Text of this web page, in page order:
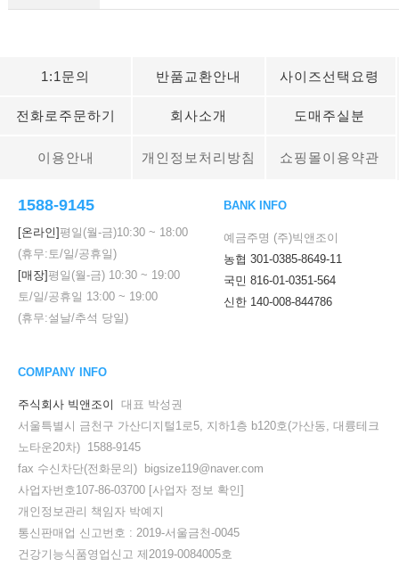
1:1문의 반품교환안내 사이즈선택요령
전화로주문하기 회사소개 도매주실분
이용안내 개인정보처리방침 쇼핑몰이용약관
1588-9145
[온라인]평일(월-금)10:30 ~ 18:00
(휴무:토/일/공휴일)
[매장]평일(월-금) 10:30 ~ 19:00
토/일/공휴일 13:00 ~ 19:00
(휴무:설날/추석 당일)
BANK INFO
예금주명 (주)빅앤조이
농협 301-0385-8649-11
국민 816-01-0351-564
신한 140-008-844786
COMPANY INFO
주식회사 빅앤조이
대표 박성권
서울특별시 금천구 가산디지털1로5, 지하1층 b120호(가산동, 대륭테크
노타운20차) 1588-9145
fax 수신차단(전화문의) bigsize119@naver.com
사업자번호107-86-03700 [사업자 정보 확인]
개인정보관리 책임자 박예지
통신판매업 신고번호 : 2019-서울금천-0045
건강기능식품영업신고 제2019-0084005호